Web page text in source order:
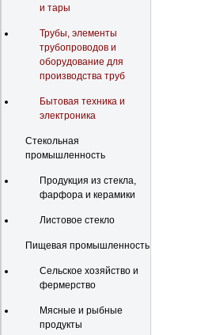
и тары
Трубы, элементы
трубопроводов и
оборудование для
производства труб
Бытовая техника и
электроника
Стекольная
промышленность
Продукция из стекла,
фарфора и керамики
Листовое стекло
Пищевая промышленность
Сельское хозяйство и
фермерство
Мясные и рыбные
продукты